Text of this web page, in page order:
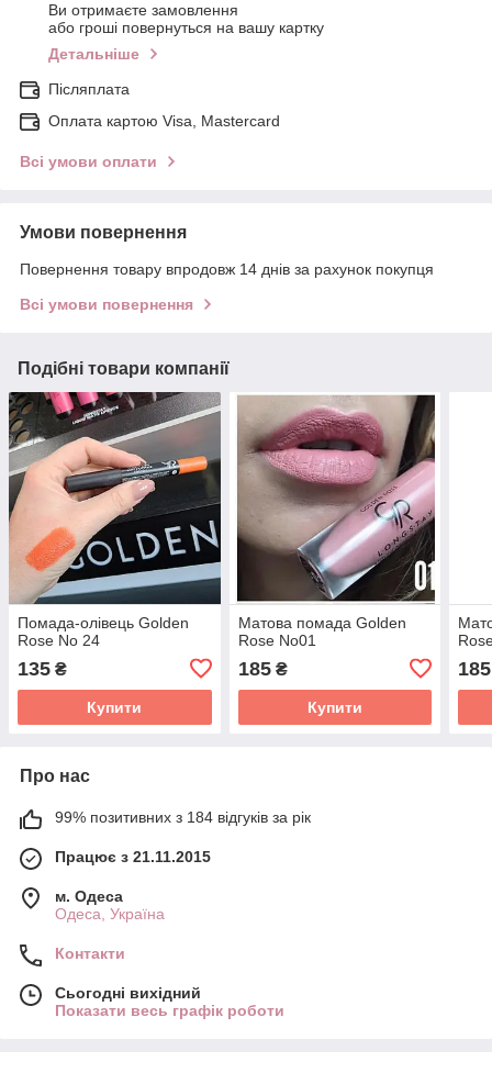
Ви отримаєте замовлення
або гроші повернуться на вашу картку
Детальніше
Післяплата
Оплата картою Visa, Mastercard
Всі умови оплати
Умови повернення
Повернення товару впродовж 14 днів за рахунок покупця
Всі умови повернення
Подібні товари компанії
Помада-олівець Golden
Rose No 24
135 ₴
Купити
Матова помада Golden
Rose No01
185₴
Купити
185
Про нас
99% позитивних з 184 відгуків за рік
Працює з 21.11.2015
м. Одеса
Одеса, Україна
Контакти
Сьогодні вихідний
Показати весь графік роботи